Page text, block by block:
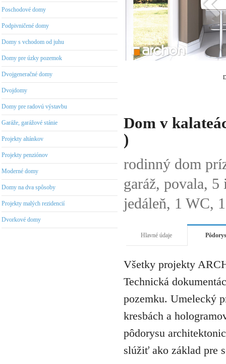
Poschodové domy
Podpivničené domy
Domy s vchodom od juhu
Domy pre úzky pozemok
Dvojgeneračné domy
Dvojdomy
Domy pre radovú výstavbu
Garáže, garážové stánie
Projekty altánkov
Projekty penziónov
Moderné domy
Domy na dva spôsoby
Projekty malých rezidencií
Dvorkové domy
Dom v
)
rodinný dom
garáž, povala,
jedáleň, 1 WC,
Hlavné údaje
Všetky projekty
Technická
pozemku. Umelecký
kresbách a
pôdorysu
slúžiť ako základ pre